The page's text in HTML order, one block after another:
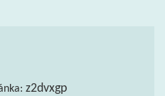
z2dvxgp